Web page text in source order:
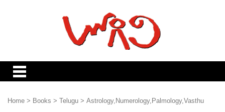
Home > Books > Telugu > Astrology,Numerology,Palmology,Vasthu